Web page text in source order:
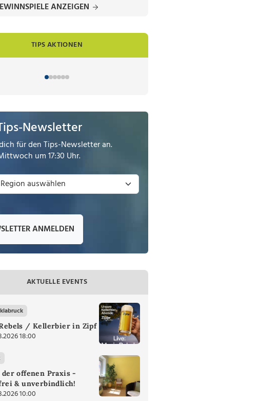
ANZEIGEN
TIPS AKTIONEN
Newsletter
für den Tips-Newsletter an.
um 17:30 Uhr.
ANMELDEN
AKTUELLE EVENTS
/ Kellerbier in Zipf
18:00
der offenen Praxis -
& unverbindlich!
10:00